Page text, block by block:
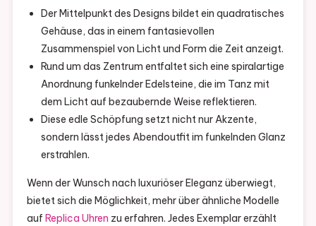
Der Mittelpunkt des Designs bildet ein quadratisches
Gehäuse, das in einem fantasievollen
Zusammenspiel von Licht und Form die Zeit anzeigt.
Rund um das Zentrum entfaltet sich eine spiralartige
Anordnung funkelnder Edelsteine, die im Tanz mit
dem Licht auf bezaubernde Weise reflektieren.
Diese edle Schöpfung setzt nicht nur Akzente,
sondern lässt jedes Abendoutfit im funkelnden Glanz
erstrahlen.
Wenn der Wunsch nach luxuriöser Eleganz überwiegt,
bietet sich die Möglichkeit, mehr über ähnliche Modelle
auf Replica Uhren zu erfahren. Jedes Exemplar erzählt